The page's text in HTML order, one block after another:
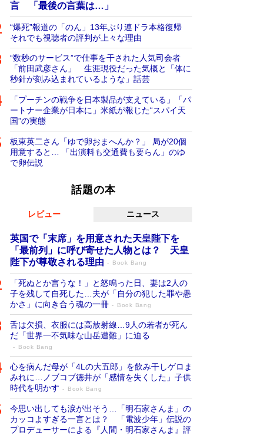
言 「最後の言葉は…」
“爆死”報道の「のん」13年ぶり連ドラ本格復帰
それでも視聴者の評判が上々な理由
“数秒のサービス”で仕事を干された人気司会者
「前田武彦さん」 生涯現役だった気概と「体に
秒針が刻み込まれているような」話芸
「プーチンの戦争を日本製品が支えている」「パ
ートナー企業が日本に」米紙が報じた“スパイ天
国”の実態
板東英二さん「ゆで卵おまへんか？」 局が20個
用意すると… 「出演料も交通費も要らん」のゆ
で卵伝説
話題の本
レビュー ニュース
英国で「末席」を用意された天皇陛下を
「最前列」に呼び寄せた人物とは？ 天皇
陛下が尊敬される理由
Book Bang
「死ぬとか言うな！」と怒鳴った日、妻は2人の
子を残して自死した…夫が「自分の犯した罪や愚
かさ」に向き合う魂の一冊
Book Bang
舌は欠損、衣服には高放射線…9人の若者が死ん
だ「世界一不気味な山岳遭難」に迫る
Book Bang
心を病んだ母が「4Lの大五郎」を飲み干しゲロま
みれに…ノブコブ徳井が「感情を失くした」子供
時代を明かす
Book Bang
今思い出しても涙が出そう…「明石家さんま」の
カッコよすぎる一言とは？ 「電波少年」伝説の
プロデューサーによる『人間・明石家さんま』評